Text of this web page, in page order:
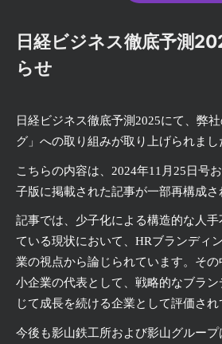
日経ビジネス徹底予測
らせ
日経ビジネス徹底予測 2025にて、弊社
グ」への取り組みが取り上げられまし
こちらの内容は、 2024年11 月 25 日号
子版に掲載された記事が一部再構成さ
記事では、少子化による構造的な人
ている現状において、 HRブランディ
業の視点から論じられています。そ
小企業の代表として、戦略的なブラ
じて成長を続ける企業として評価され
今後も影山鉄工所および影山グループ